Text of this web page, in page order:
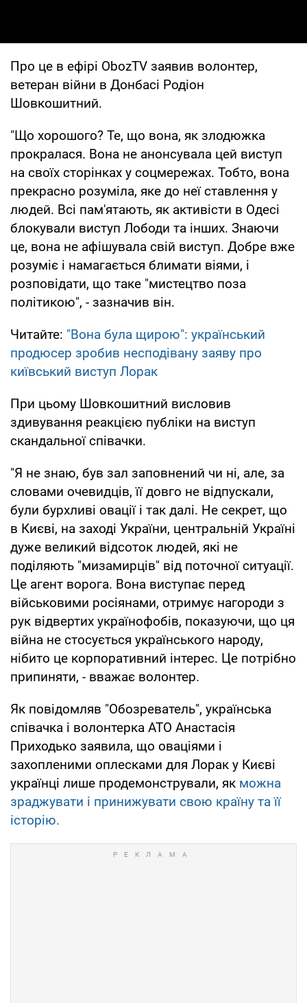
Про це в ефірі ObozTV заявив волонтер,
ветеран війни в Донбасі Родіон
Шовкошитний.
"Що хорошого? Те, що вона, як злодюжка
прокралася. Вона не анонсувала цей виступ
на своїх сторінках у соцмережах. Тобто, вона
прекрасно розуміла, яке до неї ставлення у
людей. Всі пам'ятають, як активісти в Одесі
блокували виступ Лободи та інших. Знаючи
це, вона не афішувала свій виступ. Добре вже
розуміє і намагається блимати віями, і
розповідати, що таке "мистецтво поза
політикою", - зазначив він.
Читайте: "Вона була щирою": український
продюсер зробив несподівану заяву про
київський виступ Лорак
При цьому Шовкошитний висловив
здивування реакцією публіки на виступ
скандальної співачки.
"Я не знаю, був зал заповнений чи ні, але, за
словами очевидців, її довго не відпускали,
були бурхливі овації і так далі. Не секрет, що
в Києві, на заході України, центральній Україні
дуже великий відсоток людей, які не
поділяють "мизамирців" від поточної ситуації.
Це агент ворога. Вона виступає перед
військовими росіянами, отримує нагороди з
рук відвертих українофобів, показуючи, що ця
війна не стосується українського народу,
нібито це корпоративний інтерес. Це потрібно
припиняти, - вважає волонтер.
Як повідомляв "Обозреватель", українська
співачка і волонтерка АТО Анастасія
Приходько заявила, що оваціями і
захопленими оплесками для Лорак у Києві
українці лише продемонстрували, як можна
зраджувати і принижувати свою країну та її
історію.